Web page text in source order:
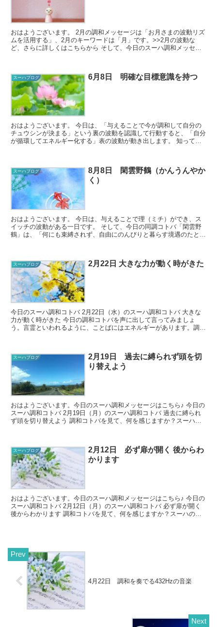
おはようございます。 2月の調和メッセージは「お月さまの波動リズ
ムを活用する」、2月のキーワードは「月」です。>>2月の波動な
ど、さらに詳しくはこちらから そして、今日のスーハ調和メッセー
スーハブログ 6月8日 明確な目標意識を持つ
おはようございます。 今日は、「与えることで今が調和して自分の
チュウシンが決まる」という裏の波動を認識して行動すると、「自分
が循環してエネルギー化する」表の波動が動き出します。 知って動
スーハブログ
8月8日 閑雲野鶴（かんうんやか
く）
おはようございます。 今日は、与えることで理（ミチ）ができ、ス
イッチの波動がある一日です。 そして、今日の同調コトバ「閑雲野
鶴」は、「何にも束縛されず、自由にのんびりと暮らす境遇のたと
スーハブログ 2月22日 大きな力が動く時がきた
今日のスーハ調和コトバ 2月22日（水）のスーハ調和コトバ 大きな
力が動く時がきた 今日の調和コトバを声に出して言ってみましょ
う。言霊といわれるように、ことばにはエネルギーがあります。調和
スーハブログ
2月19日 過去に縛られず頭を切
り替えよう
おはようございます。今日のスーハ調和メッセージはこちら♪ 今日の
スーハ調和コトバ 2月19日（月）のスーハ調和コトバ 過去に縛られ
ず頭を切り替えよう 調和コトバを見て、何を感じますか？スーハの
スーハブログ
2月12日 必ず扉が開く 後からわ
かります
おはようございます。今日のスーハ調和メッセージはこちら♪ 今日の
スーハ調和コトバ 2月12日（月）のスーハ調和コトバ 必ず扉が開く
後からわかります 調和コトバを見て、何を感じますか？スーハの世
4月22日 調和を奏でる432Hzの音楽